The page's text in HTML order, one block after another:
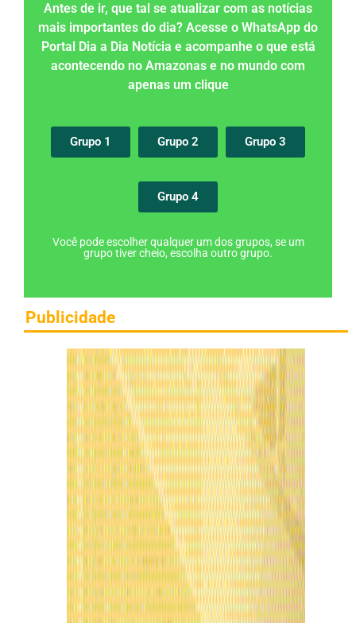
Antes de ir, que tal se atualizar com as notícias
mais importantes do dia? Acesse o WhatsApp do
Portal Dia a Dia Notícia e acompanhe o que está
acontecendo no Amazonas e no mundo com
apenas um clique
Grupo 1 Grupo 2 Grupo 3
Grupo 4
Você pode escolher qualquer um dos grupos, se um
grupo tiver cheio, escolha outro grupo.
Publicidade